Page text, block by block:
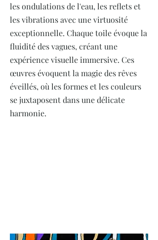
les ondulations de l'eau, les reflets et
les vibrations avec une virtuosité
exceptionnelle. Chaque toile évoque la
fluidité des vagues, créant une
expérience visuelle immersive. Ces
œuvres évoquent la magie des rêves
éveillés, où les formes et les couleurs
se juxtaposent dans une délicate
harmonie.